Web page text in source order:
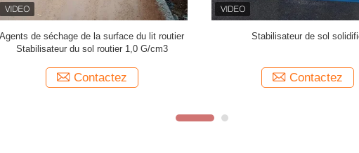
Agents de séchage des sols à base de
polymère en lotion liquide Séchage du sol sans
Contactez
Agents de durcissement de
Contactez